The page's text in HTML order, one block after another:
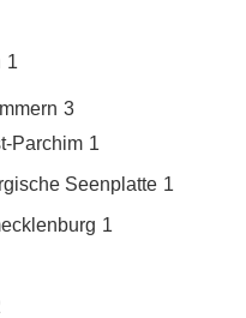
1
3
Parchim 1
Seenplatte 1
1